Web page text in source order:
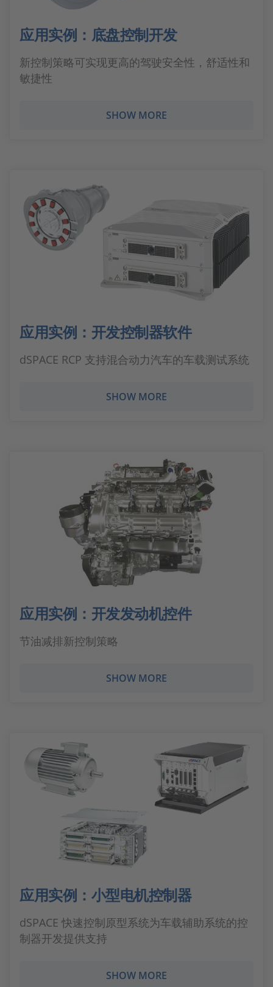
应用实例：底盘控制开发
新控制策略可实现更高的驾驶安全性，舒适性和
敏捷性
SHOW MORE
应用实例：开发控制器软件
dSPACE RCP 支持混合动力汽车的车载测试系统
SHOW MORE
应用实例：开发发动机控件
节油减排新控制策略
SHOW MORE
应用实例：小型电机控制器
dSPACE 快速控制原型系统为车载辅助系统的控
制器开发提供支持
SHOW MORE